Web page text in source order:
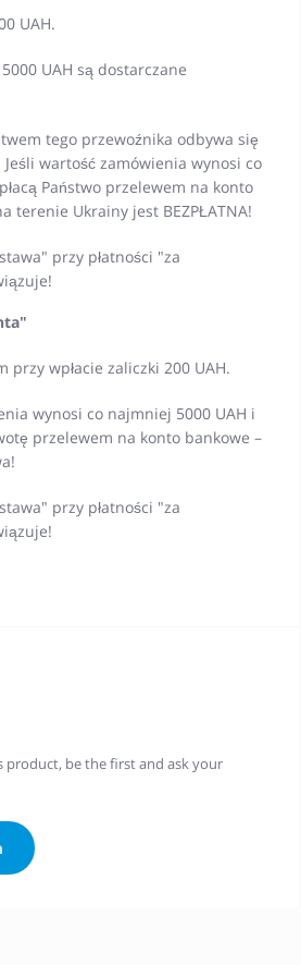
UAH.
UAH są dostarczane
tego przewoźnika odbywa się
wartość zamówienia wynosi co
Państwo przelewem na konto
terenie Ukrainy jest BEZPŁATNA!
przy płatności "za
przy wpłacie zaliczki 200 UAH.
wynosi co najmniej 5000 UAH i
przelewem na konto bankowe –
przy płatności "za
product, be the first and ask your